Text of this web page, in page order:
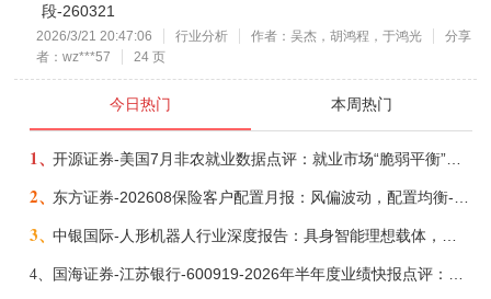
段-260321
2026/3/21 20:47:06 行业分析 作者：吴杰，胡鸿程，于鸿光
分享
者：wz***57
24 页
今日热门 本周热门
1、 开源证券-美国7月非农就业数据点评：就业市场“脆弱平衡”，美联储加息动力并不高-260808
2、
3、
4、